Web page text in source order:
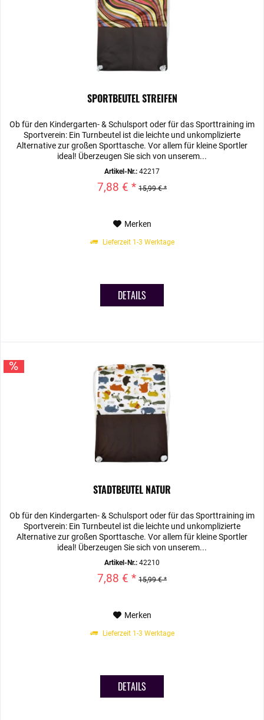
SPORTBEUTEL STREIFEN
Ob für den Kindergarten- & Schulsport oder für das Sporttraining im
Sportverein: Ein Turnbeutel ist die leichte und unkomplizierte
Alternative zur großen Sporttasche. Vor allem für kleine Sportler
ideal! Überzeugen Sie sich von unserem...
Artikel-Nr.: 42217
7,88 € * 15,99 € *
Merken
Lieferzeit 1-3 Werktage
DETAILS
STADTBEUTEL NATUR
Ob für den Kindergarten- & Schulsport oder für das Sporttraining im
Sportverein: Ein Turnbeutel ist die leichte und unkomplizierte
Alternative zur großen Sporttasche. Vor allem für kleine Sportler
ideal! Überzeugen Sie sich von unserem...
Artikel-Nr.: 42210
7,88 € * 15,99 € *
Merken
Lieferzeit 1-3 Werktage
DETAILS